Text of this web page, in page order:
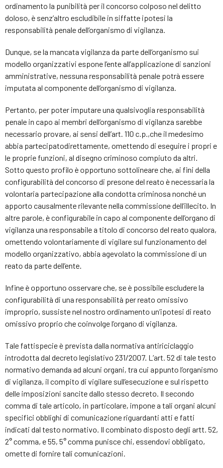
ordinamento la punibilità per il concorso colposo nel delitto
doloso, è senz’altro escludibile in siffatte ipotesi la
responsabilità penale dell’organismo di vigilanza.
Dunque, se la mancata vigilanza da parte dell’organismo sui
modello organizzativi espone l’ente all’applicazione di sanzioni
amministrative, nessuna responsabilità penale potrà essere
imputata al componente dell’organismo di vigilanza.
Pertanto, per poter imputare una qualsivoglia responsabilità
penale in capo ai membri dell’organismo di vigilanza sarebbe
necessario provare, ai sensi dell’art. 110 c.p.,che il medesimo
abbia partecipatodirettamente, omettendo di eseguire i propri e
le proprie funzioni, al disegno criminoso compiuto da altri.
Sotto questo profilo è opportuno sottolineare che, ai fini della
configurabilità del concorso di presone del reato è necessaria la
volontaria partecipazione alla condotta criminosa nonché un
apporto causalmente rilevante nella commissione dell’illecito. In
altre parole, è configurabile in capo al componente dell’organo di
vigilanza una responsabile a titolo di concorso del reato qualora,
omettendo volontariamente di vigilare sul funzionamento del
modello organizzativo, abbia agevolato la commissione di un
reato da parte dell’ente.
Infine è opportuno osservare che, se è possibile escludere la
configurabilità di una responsabilità per reato omissivo
improprio, sussiste nel nostro ordinamento un’ipotesi di reato
omissivo proprio che coinvolge l’organo di vigilanza.
Tale fattispecie è prevista dalla normativa antiriciclaggio
introdotta dal decreto legislativo 231/2007. L’art. 52 di tale testo
normativo demanda ad alcuni organi, tra cui appunto l’organismo
di vigilanza, il compito di vigilare sull’esecuzione e sul rispetto
delle imposizioni sancite dallo stesso decreto. Il secondo
comma di tale articolo, in particolare, impone a tali organi alcuni
specifici obblighi di comunicazione riguardanti atti e fatti
indicati dal testo normativo. Il combinato disposto degli artt. 52,
2° comma, e 55, 5° comma punisce chi, essendovi obbligato,
omette di fornire tali comunicazioni.